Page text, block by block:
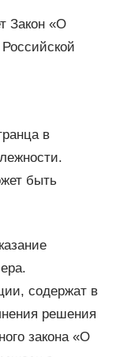
Закон «О
в
быть
содержат в
решения
закона «О